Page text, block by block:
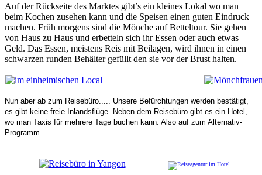
Auf der Rückseite des Marktes gibt’s ein kleines Lokal wo man
beim Kochen zusehen kann und die Speisen einen guten Eindruck
machen. Früh morgens sind die Mönche auf Betteltour. Sie gehen
von Haus zu Haus und erbetteln sich ihr Essen oder auch etwas
Geld. Das Essen, meistens Reis mit Beilagen, wird ihnen in einen
schwarzen runden Behälter gefüllt den sie vor der Brust halten.
Nun aber ab zum Reisebüro..... Unsere Befürchtungen werden bestätigt,
es gibt keine freie Inlandsflüge. Neben dem Reisebüro gibt es ein Hotel,
wo man Taxis für mehrere Tage buchen kann. Also auf zum Alternativ-
Programm.